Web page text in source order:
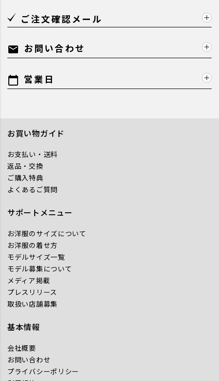
ご注文確認メール
mail お問い合わせ
calendar_today 営業日
お買い物ガイド
お支払い・送料
返品・交換
ご購入特典
よくあるご質問
サポートメニュー
お洋服のサイズについて
お洋服の着せ方
モデルサイズ一覧
モデル募集について
メディア掲載
プレスリリース
取扱い店舗募集
基本情報
会社概要
お問い合わせ
プライバシーポリシー